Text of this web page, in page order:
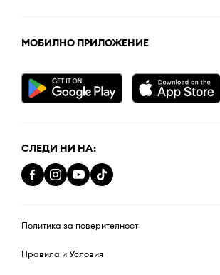
МОБИЛНО ПРИЛОЖЕНИЕ
СЛЕДИ НИ НА:
Политика за поверителност
Правила и Условия